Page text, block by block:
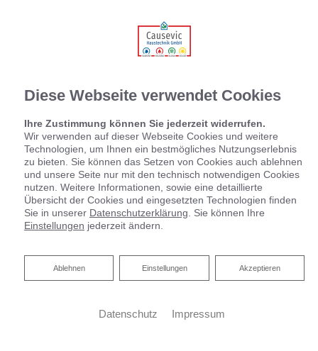
Diese Webseite verwendet Cookies
Ihre Zustimmung können Sie jederzeit widerrufen.
Wir verwenden auf dieser Webseite Cookies und weitere
Technologien, um Ihnen ein bestmögliches Nutzungserlebnis
zu bieten. Sie können das Setzen von Cookies auch ablehnen
und unsere Seite nur mit den technisch notwendigen Cookies
nutzen. Weitere Informationen, sowie eine detaillierte
Übersicht der Cookies und eingesetzten Technologien finden
Sie in unserer Datenschutzerklärung . Sie können Ihre
Einstellungen jederzeit ändern.
Akzeptieren
Einstellungen
Ablehnen
Ablehnen
Datenschutz Impressum